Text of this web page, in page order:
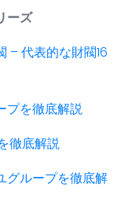
ーズ
– 代表的な財閥16
プを徹底解説
徹底解説
グループを徹底解